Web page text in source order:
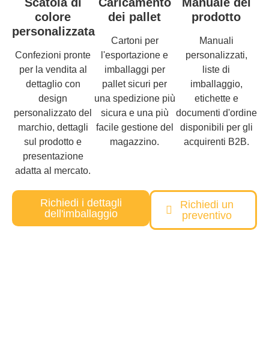
Scatola di
colore
personalizzata
Confezioni pronte
per la vendita al
dettaglio con
design
personalizzato del
marchio, dettagli
sul prodotto e
presentazione
adatta al mercato.
Caricamento
dei pallet
Cartoni per
l'esportazione e
imballaggi per
pallet sicuri per
una spedizione più
sicura e una più
facile gestione del
magazzino.
Manuale del
prodotto
Manuali
personalizzati,
liste di
imballaggio,
etichette e
documenti d'ordine
disponibili per gli
acquirenti B2B.
Richiedi i dettagli
dell'imballaggio
Richiedi un
preventivo